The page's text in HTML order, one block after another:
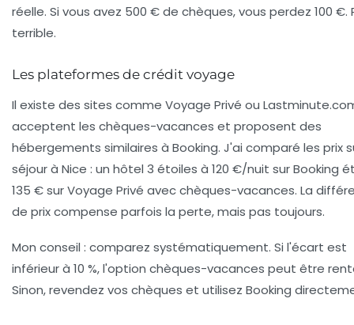
réelle. Si vous avez 500 € de chèques, vous perdez 100 €.
terrible.
Les plateformes de crédit voyage
Il existe des sites comme Voyage Privé ou
acceptent les chèques-vacances et proposent des
hébergements similaires à Booking. J'ai comparé les prix
séjour à Nice : un hôtel 3 étoiles à 120 €/nuit sur Booking
135 € sur Voyage Privé avec chèques-vacances. La
de prix compense parfois la perte, mais pas toujours.
Mon conseil : comparez systématiquement. Si l'écart est
inférieur à 10 %, l'option chèques-vacances peut être
Sinon, revendez vos chèques et utilisez Booking